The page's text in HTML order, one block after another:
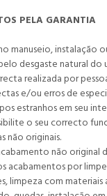
PELA GARANTIA
manuseio, instalação
desgaste natural do
realizada por
e/ou erros de
estranhos em seu
o seu correcto
não originais.
não original
acabamentos por
limpeza com materiais